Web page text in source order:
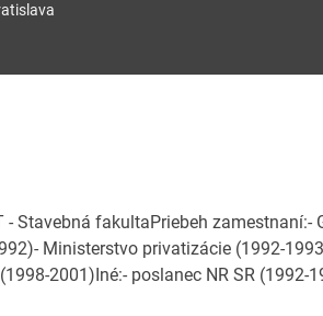
- Stavebná fakultaPriebeh zamestnaní:-
Ministerstvo privatizácie (1992-
2001)Iné:- poslanec NR SR